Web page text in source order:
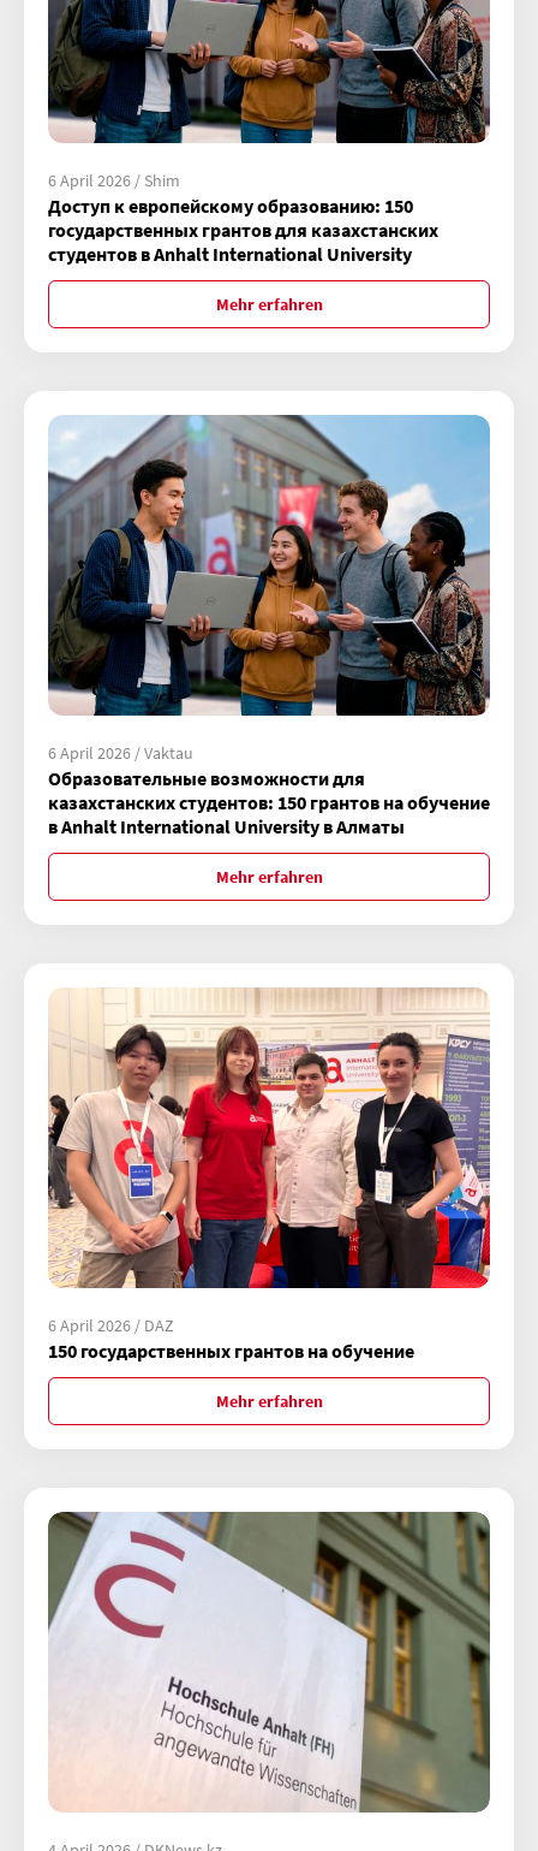
6 April 2026 / Shim
Доступ к европейскому образованию: 150
государственных грантов для казахстанских
студентов в Anhalt International University
Mehr erfahren
6 April 2026 / Vaktau
Образовательные возможности для
казахстанских студентов: 150 грантов на обучение
в Anhalt International University в Алматы
Mehr erfahren
6 April 2026 / DAZ
150 государственных грантов на обучение
Mehr erfahren